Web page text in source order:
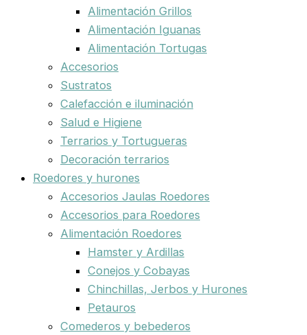
Alimentación Grillos
Alimentación Iguanas
Alimentación Tortugas
Accesorios
Sustratos
Calefacción e iluminación
Salud e Higiene
Terrarios y Tortugueras
Decoración terrarios
Roedores y hurones
Accesorios Jaulas Roedores
Accesorios para Roedores
Alimentación Roedores
Hamster y Ardillas
Conejos y Cobayas
Chinchillas, Jerbos y Hurones
Petauros
Comederos y bebederos